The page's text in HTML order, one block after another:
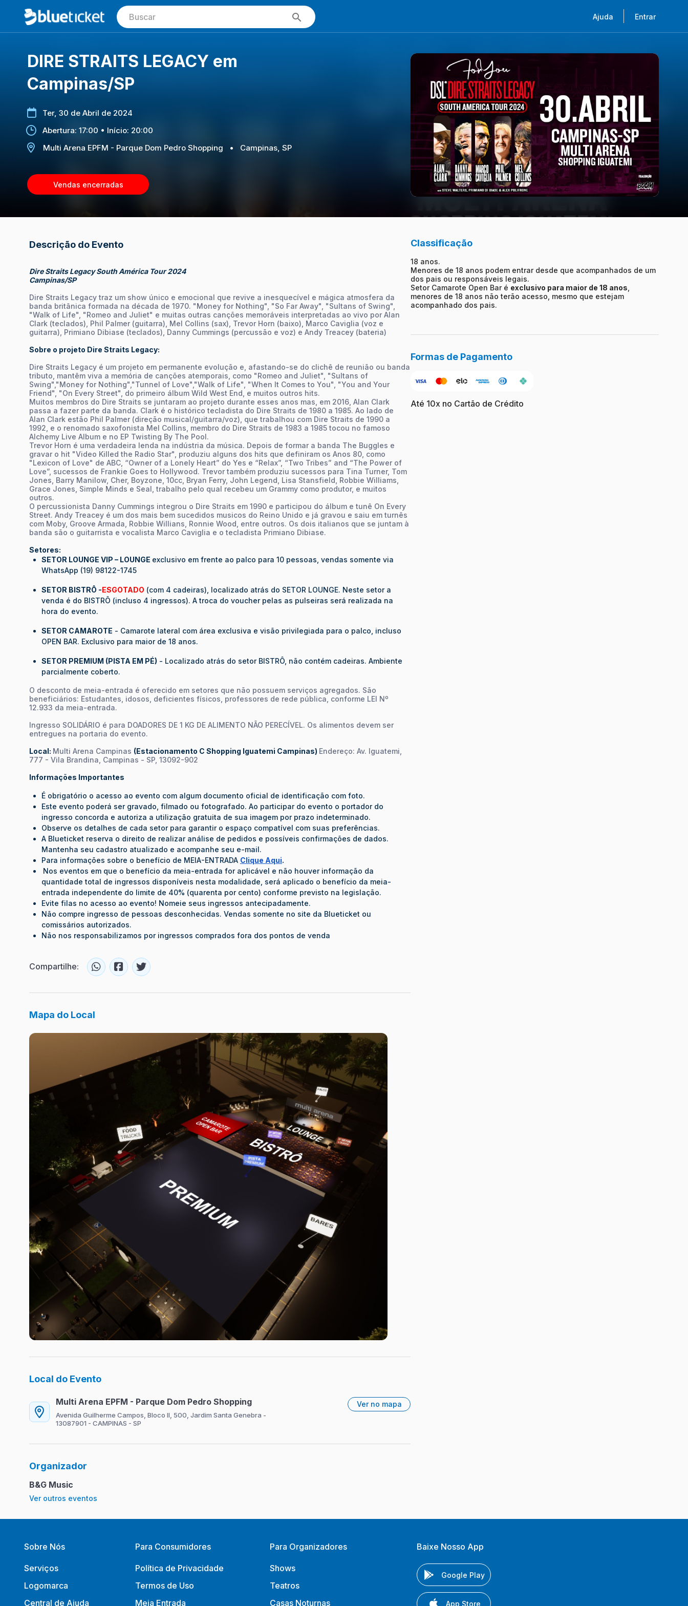
Ajuda Entrar
DIRE STRAITS LEGACY em
Campinas/SP
Ter, 30 de Abril de 2024
Abertura: 17:00 • Início: 20:00
Multi Arena EPFM - Parque Dom Pedro Shopping
• Campinas, SP
Vendas encerradas
Descrição do Evento
Dire Straits Legacy South América Tour 2024
Campinas/SP
Dire Straits Legacy traz um show único e emocional que revive a inesquecível e mágica atmosfera da
banda britânica formada na década de 1970. "Money for Nothing", "So Far Away", "Sultans of Swing",
"Walk of Life", "Romeo and Juliet" e muitas outras canções memoráveis interpretadas ao vivo por Alan
Clark (teclados), Phil Palmer (guitarra), Mel Collins (sax), Trevor Horn (baixo), Marco Caviglia (voz e
guitarra), Primiano Dibiase (teclados), Danny Cummings (percussão e voz) e Andy Treacey (bateria)
Sobre o projeto Dire Straits Legacy:
Dire Straits Legacy é um projeto em permanente evolução e, afastando-se do clichê de reunião ou banda
tributo, mantêm viva a memória de canções atemporais, como "Romeo and Juliet", "Sultans of
Swing","Money for Nothing","Tunnel of Love","Walk of Life", "When It Comes to You", "You and Your
Friend", "On Every Street", do primeiro álbum Wild West End, e muitos outros hits.
Muitos membros do Dire Straits se juntaram ao projeto durante esses anos mas, em 2016, Alan Clark
passa a fazer parte da banda. Clark é o histórico tecladista do Dire Straits de 1980 a 1985. Ao lado de
Alan Clark estão Phil Palmer (direção musical/guitarra/voz), que trabalhou com Dire Straits de 1990 a
1992, e o renomado saxofonista Mel Collins, membro do Dire Straits de 1983 a 1985 tocou no famoso
Alchemy Live Album e no EP Twisting By The Pool.
Trevor Horn é uma verdadeira lenda na indústria da música. Depois de formar a banda The Buggles e
gravar o hit "Video Killed the Radio Star", produziu alguns dos hits que definiram os Anos 80, como
"Lexicon of Love" de ABC, “Owner of a Lonely Heart” do Yes e “Relax”, “Two Tribes” and “The Power of
Love”, sucessos de Frankie Goes to Hollywood. Trevor também produziu sucessos para Tina Turner, Tom
Jones, Barry Manilow, Cher, Boyzone, 10cc, Bryan Ferry, John Legend, Lisa Stansfield, Robbie Williams,
Grace Jones, Simple Minds e Seal, trabalho pelo qual recebeu um Grammy como produtor, e muitos
outros.
O percussionista Danny Cummings integrou o Dire Straits em 1990 e participou do álbum e tunê On Every
Street. Andy Treacey é um dos mais bem sucedidos musicos do Reino Unido e já gravou e saiu em turnês
com Moby, Groove Armada, Robbie Willians, Ronnie Wood, entre outros. Os dois italianos que se juntam à
banda são o guitarrista e vocalista Marco Caviglia e o tecladista Primiano Dibiase.
Setores:
SETOR LOUNGE VIP – LOUNGE exclusivo em frente ao palco para 10 pessoas, vendas somente via
WhatsApp (19) 98122-1745
SETOR BISTRÔ -ESGOTADO (com 4 cadeiras), localizado atrás do SETOR LOUNGE. Neste setor a
venda é do BISTRÔ (incluso 4 ingressos). A troca do voucher pelas as pulseiras será realizada na
hora do evento.
SETOR CAMAROTE - Camarote lateral com área exclusiva e visão privilegiada para o palco, incluso
OPEN BAR. Exclusivo para maior de 18 anos.
SETOR PREMIUM (PISTA EM PÉ) - Localizado atrás do setor BISTRÔ, não contém cadeiras. Ambiente
parcialmente coberto.
O desconto de meia-entrada é oferecido em setores que não possuem serviços agregados. São
beneficiários: Estudantes, idosos, deficientes físicos, professores de rede pública, conforme LEI Nº
12.933 da meia-entrada.
Ingresso SOLIDÁRIO é para DOADORES DE 1 KG DE ALIMENTO NÃO PERECÍVEL. Os alimentos devem ser
entregues na portaria do evento.
Local: Multi Arena Campinas (Estacionamento C Shopping Iguatemi Campinas) Endereço: Av. Iguatemi,
777 - Vila Brandina, Campinas - SP, 13092-902
Informações Importantes
É obrigatório o acesso ao evento com algum documento oficial de identificação com foto.
Este evento poderá ser gravado, filmado ou fotografado. Ao participar do evento o portador do
ingresso concorda e autoriza a utilização gratuita de sua imagem por prazo indeterminado.
Observe os detalhes de cada setor para garantir o espaço compatível com suas preferências.
A Blueticket reserva o direito de realizar análise de pedidos e possíveis confirmações de dados.
Mantenha seu cadastro atualizado e acompanhe seu e-mail.
Para informações sobre o benefício de MEIA-ENTRADA Clique Aqui.
Nos eventos em que o benefício da meia-entrada for aplicável e não houver informação da
quantidade total de ingressos disponíveis nesta modalidade, será aplicado o benefício da meia-
entrada independente do limite de 40% (quarenta por cento) conforme previsto na legislação.
Evite filas no acesso ao evento! Nomeie seus ingressos antecipadamente.
Não compre ingresso de pessoas desconhecidas. Vendas somente no site da Blueticket ou
comissários autorizados.
Não nos responsabilizamos por ingressos comprados fora dos pontos de venda
Compartilhe:
Mapa do Local
Local do Evento
Multi Arena EPFM - Parque Dom Pedro Shopping
Avenida Guilherme Campos, Bloco II, 500, Jardim Santa Genebra -
13087901 - CAMPINAS - SP
Ver no mapa
Organizador
B&G Music
Ver outros eventos
Classificação
18 anos.
Menores de 18 anos podem entrar desde que acompanhados de um
dos pais ou responsáveis legais.
Setor Camarote Open Bar é exclusivo para maior de 18 anos
menores de 18 anos não terão acesso, mesmo que estejam
acompanhado dos pais.
Formas de Pagamento
Até 10x no Cartão de Crédito
Sobre Nós
Serviços
Logomarca
Central de Ajuda
Para Consumidores
Política de Privacidade
Termos de Uso
Meia Entrada
Para Organizadores
Shows
Teatros
Casas Noturnas
Baixe Nosso App
Google Play
App Store